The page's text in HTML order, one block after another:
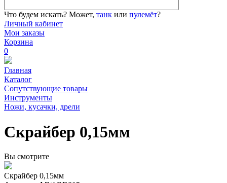
Что будем искать? Может, танк или пулемёт?
Личный кабинет
Мои заказы
Корзина
0
Главная
Каталог
Сопутствующие товары
Инструменты
Ножи, кусачки, дрели
Скрайбер 0,15мм
Вы смотрите
Скрайбер 0,15мм